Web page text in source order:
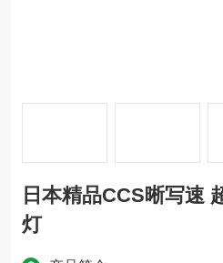
日本精品CCS晰写速
灯